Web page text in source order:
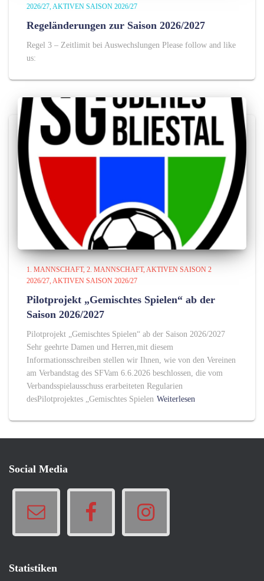
2026/27 AKTIVEN SAISON 2026/27
Regeländerungen zur Saison 2026/2027
Regel 3 – Zeitlimit bei Auswechslungen Please follow and like
us:
1. MANNSCHAFT 2. MANNSCHAFT AKTIVEN SAISON 2
2026/27 AKTIVEN SAISON 2026/27
Pilotprojekt „Gemischtes Spielen“ ab der
Saison 2026/2027
Pilotprojekt „Gemischtes Spielen“ ab der Saison 2026/2027
Sehr geehrte Damen und Herren,mit diesem
Informationsschreiben stellen wir Ihnen, wie von den Vereinen
am Verbandstag des SFVam 6.6.2026 beschlossen, die vom
Verbandsspielausschuss erarbeiteten Regularien
desPilotprojektes „Gemischtes Spielen Weiterlesen
Social Media
Statistiken